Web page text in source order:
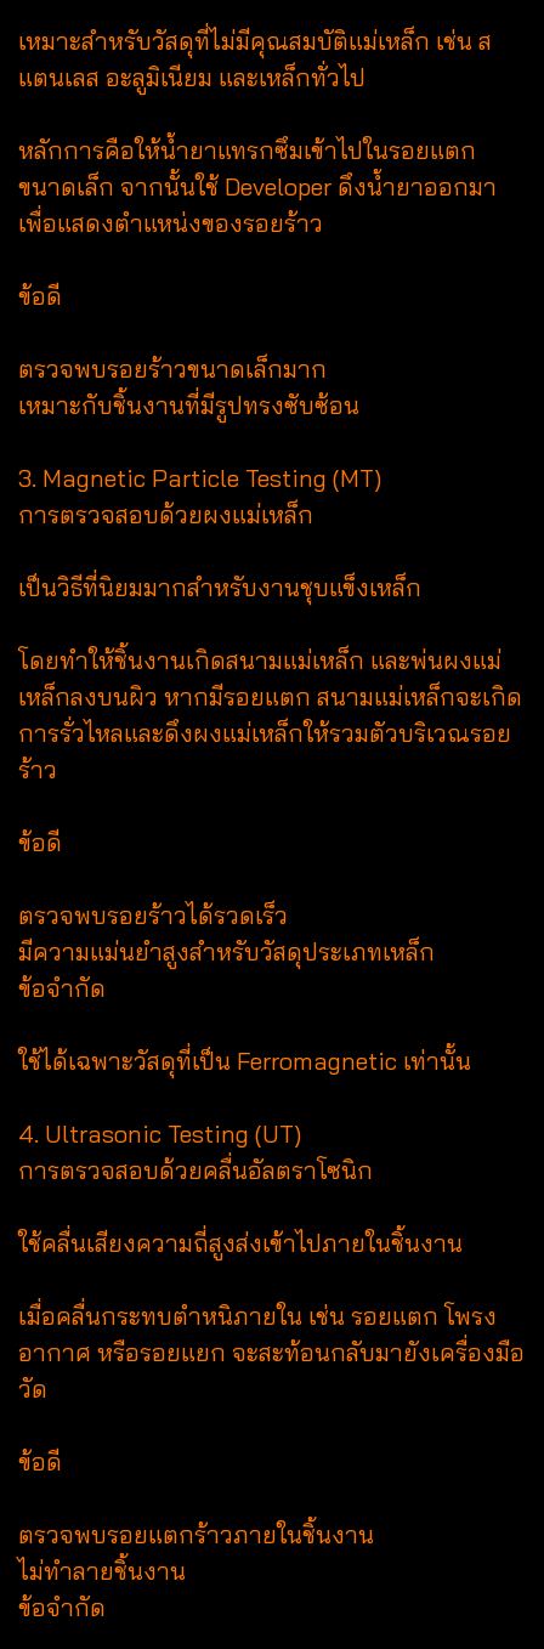
เหมาะสำหรับวัสดุที่ไม่มีคุณสมบัติแม่เหล็ก เช่น ส
แตนเลส อะลูมิเนียม และเหล็กทั่วไป
หลักการคือให้น้ำยาแทรกซึมเข้าไปในรอยแตก
ขนาดเล็ก จากนั้นใช้ Developer ดึงน้ำยาออกมา
เพื่อแสดงตำแหน่งของรอยร้าว
ข้อดี
ตรวจพบรอยร้าวขนาดเล็กมาก
เหมาะกับชิ้นงานที่มีรูปทรงซับซ้อน
3. Magnetic Particle Testing (MT)
การตรวจสอบด้วยผงแม่เหล็ก
เป็นวิธีที่นิยมมากสำหรับงานชุบแข็งเหล็ก
โดยทำให้ชิ้นงานเกิดสนามแม่เหล็ก และพ่นผงแม่
เหล็กลงบนผิว หากมีรอยแตก สนามแม่เหล็กจะเกิด
การรั่วไหลและดึงผงแม่เหล็กให้รวมตัวบริเวณรอย
ร้าว
ข้อดี
ตรวจพบรอยร้าวได้รวดเร็ว
มีความแม่นยำสูงสำหรับวัสดุประเภทเหล็ก
ข้อจำกัด
ใช้ได้เฉพาะวัสดุที่เป็น Ferromagnetic เท่านั้น
4. Ultrasonic Testing (UT)
การตรวจสอบด้วยคลื่นอัลตราโซนิก
ใช้คลื่นเสียงความถี่สูงส่งเข้าไปภายในชิ้นงาน
เมื่อคลื่นกระทบตำหนิภายใน เช่น รอยแตก โพรง
อากาศ หรือรอยแยก จะสะท้อนกลับมายังเครื่องมือ
วัด
ข้อดี
ตรวจพบรอยแตกร้าวภายในชิ้นงาน
ไม่ทำลายชิ้นงาน
ข้อจำกัด